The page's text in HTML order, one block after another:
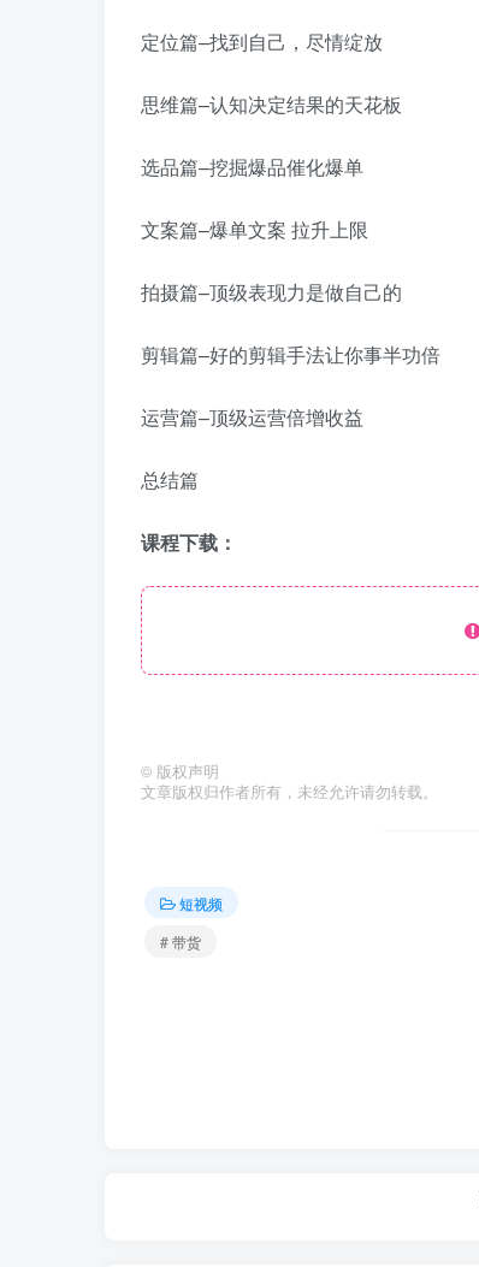
定位篇–找到自己，尽情绽放
思维篇–认知决定结果的天花板
选品篇–挖掘爆品催化爆单
文案篇–爆单文案 拉升上限
拍摄篇–顶级表现力是做自己的
剪辑篇–好的剪辑手法让你事半功倍
运营篇–顶级运营倍增收益
总结篇
课程下载：
© 版权声明
文章版权归作者所有，未经允许请勿转载。
短视频
# 带货